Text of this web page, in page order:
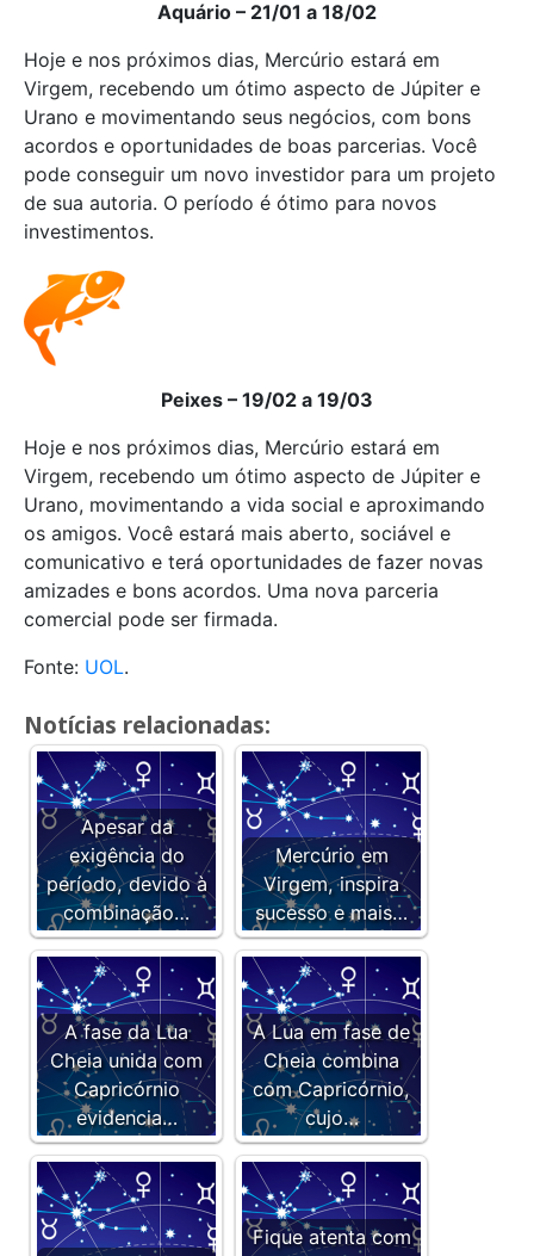
Aquário – 21/01 a 18/02
Hoje e nos próximos dias, Mercúrio estará em
Virgem, recebendo um ótimo aspecto de Júpiter e
Urano e movimentando seus negócios, com bons
acordos e oportunidades de boas parcerias. Você
pode conseguir um novo investidor para um projeto
de sua autoria. O período é ótimo para novos
investimentos.
Peixes – 19/02 a 19/03
Hoje e nos próximos dias, Mercúrio estará em
Virgem, recebendo um ótimo aspecto de Júpiter e
Urano, movimentando a vida social e aproximando
os amigos. Você estará mais aberto, sociável e
comunicativo e terá oportunidades de fazer novas
amizades e bons acordos. Uma nova parceria
comercial pode ser firmada.
Fonte: UOL.
Notícias relacionadas:
Apesar da
exigência do
período, devido à
combinação…
Mercúrio em
Virgem, inspira
sucesso e mais…
A fase da Lua
Cheia unida com
Capricórnio
evidencia…
A Lua em fase de
Cheia combina
com Capricórnio,
cujo…
Fique atenta com